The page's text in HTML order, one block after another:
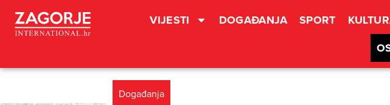
VIJESTI DOGAĐANJA SPORT
Događanja